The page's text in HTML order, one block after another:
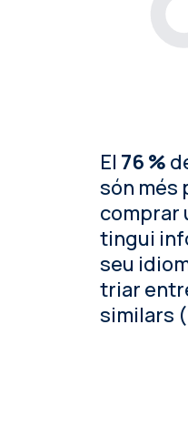
El 76 %
són més
comprar
tingui
seu
triar
similars